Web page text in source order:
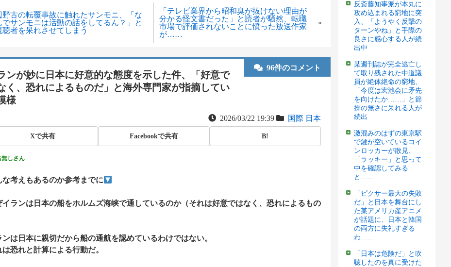
野古の転覆事故に触れたサンモニ、「な
でサンモニは活動の話をしてるん？」と
聴者を呆れさせてしまう
「テレビ業界から昭和臭が抜けない理由が
分かる怪文書だった」と読者が騒然、転職
市場で評価されないことに憤った放送作家
が……
»
96件のコメント
ンが妙に日本に好意的な態度を示した件、「好意で
く、恐れによるものだ」と海外専門家が指摘してい
様
2026/03/22 19:39 国際 日本
Xで共有 Facebookで共有 B!
無しさん
な考えもあるのか参考までに
イランは日本の船をホルムズ海峡で通しているのか（それは好意ではなく、恐れによるもの
ンは日本に親切だから船の通航を認めているわけではない。
は恐れと計算による行動だ。
反斎藤知事派が本丸に
攻め込まれる窮地に突
入、「ようやく反撃の
ターンやね」と手際の
良さに感心する人が続
出中
某週刊誌が完全逃亡し
て取り残された中道議
員が絶体絶命の窮地、
「今度は宏池会に矛先
を向けたか……」と節
操の無さに呆れる人が
続出
激混みのはずの東京駅
で鍵が空いているコイ
ンロッカーが散見、
「ラッキー」と思って
中を確認してみる
と……
「ピクサー最大の失敗
だ」と日本を舞台にし
た某アメリカ産アニメ
が話題に、日本と韓国
の両方に失礼すぎる
わ……
「日本は危険だ」と吹
聴したのを真に受けた